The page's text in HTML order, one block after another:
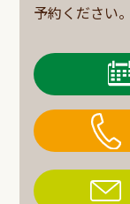
予約ください。